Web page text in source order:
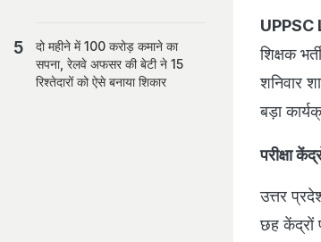
शिक्षक
शनिवार
बड़ा
परीक्षा
उत्तर
छह केंद्रों
दो महीने में 100 करोड़ कमाने का
सपना, रेलवे अफसर की बेटी ने 15
रिश्तेदारों को ऐसे बनाया शिकार